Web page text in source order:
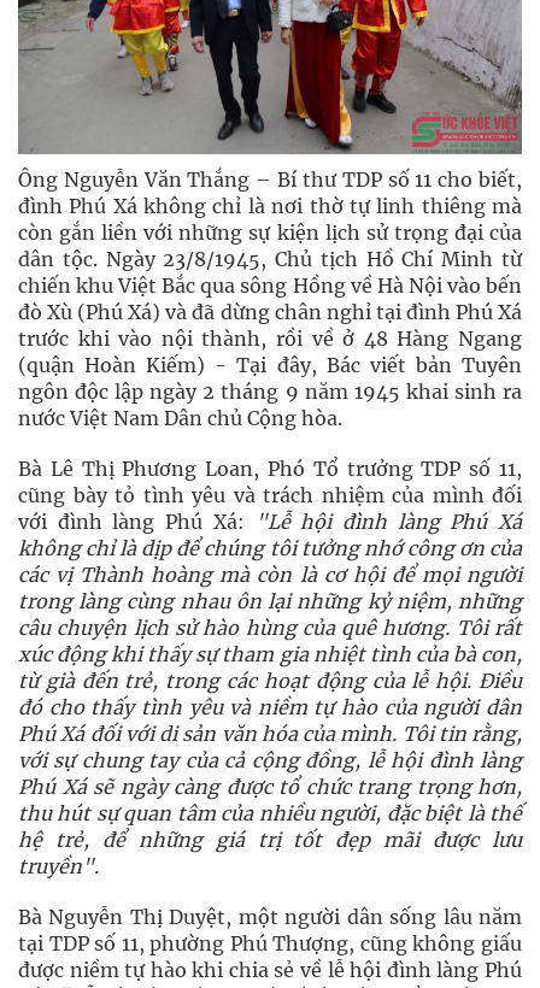
Ông Nguyễn Văn Thắng – Bí thư TDP số 11 cho biết,
đình Phú Xá không chỉ là nơi thờ tự linh thiêng mà
còn gắn liền với những sự kiện lịch sử trọng đại của
dân tộc. Ngày 23/8/1945, Chủ tịch Hồ Chí Minh từ
chiến khu Việt Bắc qua sông Hồng về Hà Nội vào bến
đò Xù (Phú Xá) và đã dừng chân nghỉ tại đình Phú Xá
trước khi vào nội thành, rồi về ở 48 Hàng Ngang
(quận Hoàn Kiếm) - Tại đây, Bác viết bản Tuyên
ngôn độc lập ngày 2 tháng 9 năm 1945 khai sinh ra
nước Việt Nam Dân chủ Cộng hòa.
Bà Lê Thị Phương Loan, Phó Tổ trưởng TDP số 11,
cũng bày tỏ tình yêu và trách nhiệm của mình đối
với đình làng Phú Xá:
"Lễ hội đình làng Phú Xá
không chỉ là dịp để chúng tôi tưởng nhớ công ơn của
các vị Thành hoàng mà còn là cơ hội để mọi người
trong làng cùng nhau ôn lại những kỷ niệm, những
câu chuyện lịch sử hào hùng của quê hương. Tôi rất
xúc động khi thấy sự tham gia nhiệt tình của bà con,
từ già đến trẻ, trong các hoạt động của lễ hội. Điều
đó cho thấy tình yêu và niềm tự hào của người dân
Phú Xá đối với di sản văn hóa của mình. Tôi tin rằng,
với sự chung tay của cả cộng đồng, lễ hội đình làng
Phú Xá sẽ ngày càng được tổ chức trang trọng hơn,
thu hút sự quan tâm của nhiều người, đặc biệt là thế
hệ trẻ, để những giá trị tốt đẹp mãi được lưu
truyền".
Bà Nguyễn Thị Duyệt, một người dân sống lâu năm
tại TDP số 11, phường Phú Thượng, cũng không giấu
được niềm tự hào khi chia sẻ về lễ hội đình làng Phú